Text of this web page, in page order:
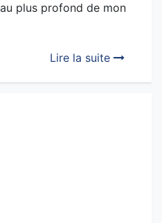
plus profond de mon
Lire la suite